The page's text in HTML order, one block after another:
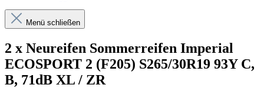
Menü schließen
2 x Neureifen Sommerreifen Imperial
ECOSPORT 2 (F205) S265/30R19 93Y C,
B, 71dB XL / ZR